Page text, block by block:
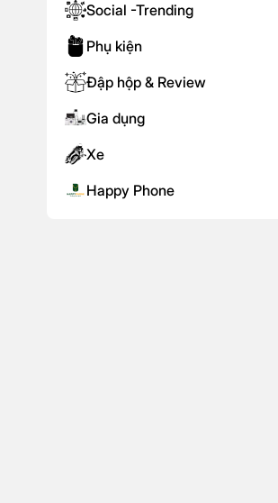
Social -Trending
Phụ kiện
Đập hộp & Review
Gia dụng
Xe
Happy Phone